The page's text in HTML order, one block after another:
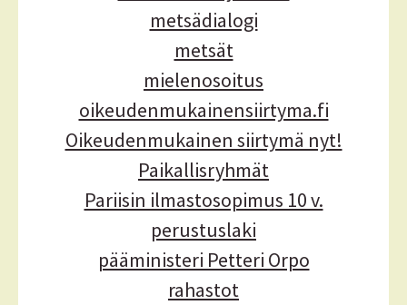
metsädialogi
metsät
mielenosoitus
oikeudenmukainensiirtyma.fi
Oikeudenmukainen siirtymä nyt!
Paikallisryhmät
Pariisin ilmastosopimus 10 v.
perustuslaki
pääministeri Petteri Orpo
rahastot